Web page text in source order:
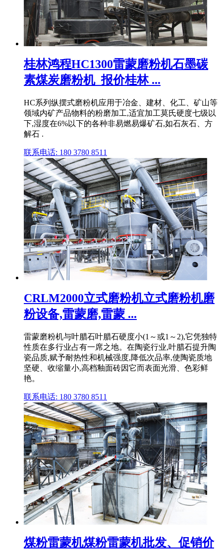
桂林鸿程HC1300雷蒙磨粉机石墨碳
素煤炭磨粉机_报价桂林 ...
HC系列纵摆式磨粉机应用于冶金、建材、化工、矿山等
领域内矿产品物料的粉磨加工,适宜加工莫氏硬度七级以
下,湿度在6%以下的各种非易燃易爆矿石,如石灰石、方
解石 .
联系电话: 180 3780 8511
CRLM2000立式磨粉机立式磨粉机磨
粉设备,雷蒙磨,雷蒙 ...
雷蒙磨粉机与叶腊石叶腊石硬度小(1～或1～2),它凭独特
性质在多行业占有一席之地。在陶瓷行业,叶腊石提升陶
瓷品质,赋予耐热性和机械强度,降低次品率,使陶瓷质地
坚硬、收缩量小,高档釉面砖因它而表面光滑、色彩鲜
艳。
联系电话: 180 3780 8511
煤粉雷蒙机煤粉雷蒙机批发、促销价